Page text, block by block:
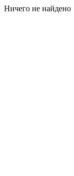
Ничего не найдено